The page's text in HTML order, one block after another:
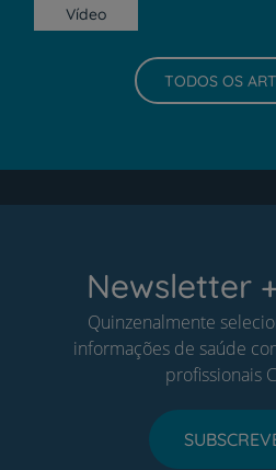
Vídeo
TODOS OS
Newsletter
Quinzenalmente
informações de saúde
profissionais